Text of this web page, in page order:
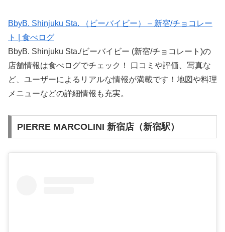
BbyB. Shinjuku Sta. （ビーバイビー） – 新宿/チョコレー
ト | 食べログ
BbyB. Shinjuku Sta./ビーバイビー (新宿/チョコレート)の
店舗情報は食べログでチェック！ 口コミや評価、写真な
ど、ユーザーによるリアルな情報が満載です！地図や料理
メニューなどの詳細情報も充実。
PIERRE MARCOLINI 新宿店（新宿駅）